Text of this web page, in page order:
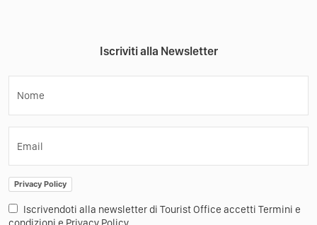
Iscriviti alla Newsletter
Nome
Email
Privacy Policy
Iscrivendoti alla newsletter di Tourist Office accetti Termini e